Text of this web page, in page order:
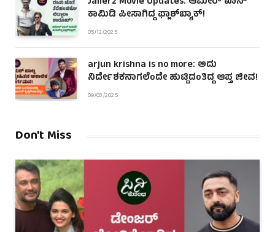
ಕಾಮಿಡಿ ಪೀಸಾಗಿದ್ದ ಫ್ಲಾಶ್‌ಬ್ಯಾಕ್!
05/12/2025
arjun krishna is no more: ಅದು
ನಿರ್ದೇಶಕನಾಗಲೆಂದೇ ಹುಟ್ಟಿದಂತಿದ್ದ ಆಪ್ತ ಜೀವ!
09/03/2025
Don't Miss